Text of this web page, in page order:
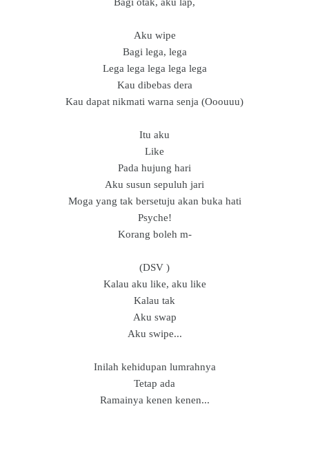
Bagi otak, aku lap,
Aku wipe
Bagi lega, lega
Lega lega lega lega lega
Kau dibebas dera
Kau dapat nikmati warna senja (Ooouuu)
Itu aku
Like
Pada hujung hari
Aku susun sepuluh jari
Moga yang tak bersetuju akan buka hati
Psyche!
Korang boleh m-
(DSV )
Kalau aku like, aku like
Kalau tak
Aku swap
Aku swipe...
Inilah kehidupan lumrahnya
Tetap ada
Ramainya kenen kenen...